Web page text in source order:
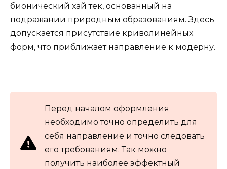
бионический хай тек, основанный на
подражании природным образованиям. Здесь
допускается присутствие криволинейных
форм, что приближает направление к модерну.
Перед началом оформления
необходимо точно определить для
себя направление и точно следовать
его требованиям. Так можно
получить наиболее эффектный